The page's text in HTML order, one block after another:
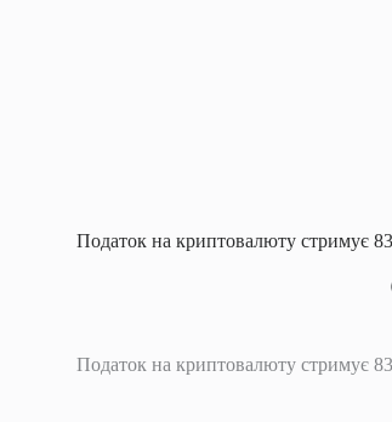
Податок на криптовалюту стримує
Податок на криптовалюту стримує